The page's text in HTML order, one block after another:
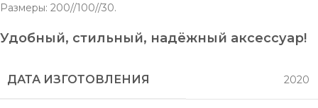
Размеры: 200//100//30.
Удобный, стильный, надёжный аксессуар!
ДАТА ИЗГОТОВЛЕНИЯ 2020